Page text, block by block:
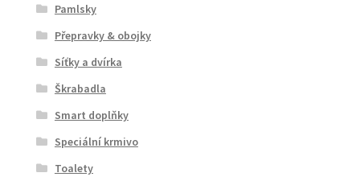
Pamlsky
Přepravky & obojky
Síťky a dvírka
Škrabadla
Smart doplňky
Speciální krmivo
Toalety